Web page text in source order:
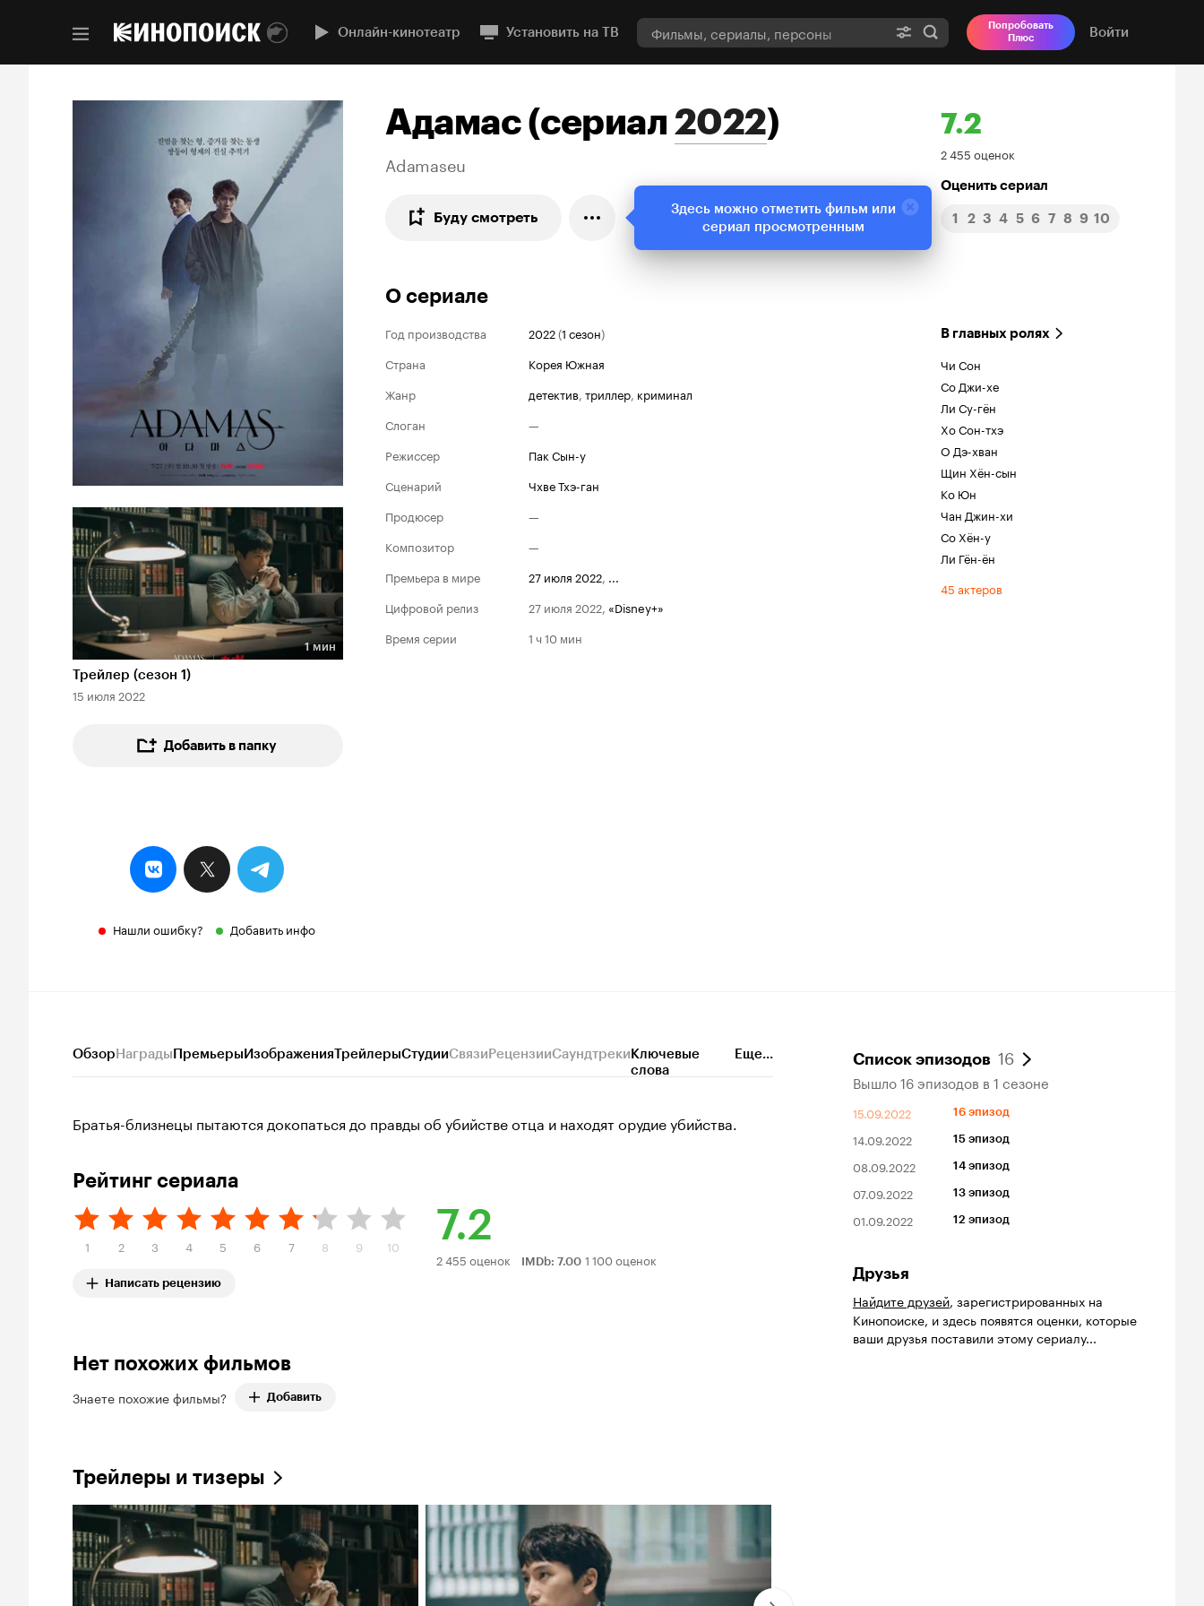
Онлайн-кинотеатр Установить на ТВ
Попробовать
Плюс
Войти
Длительность 1 мин
1 мин
Трейлер (сезон 1)
15 июля 2022
Добавить в папку
Нашли ошибку? Добавить инфо
Адамас(сериал2022)
Adamaseu
Буду смотреть
7.2
Рейтинг
Кинопоиска
7.2
2 455 оценок
Оценить сериал
1 2 3 4 5 6 7 8 9 10
О сериале
Год производства 2022(1 сезон)
Страна
Корея Южная
Жанр
детектив, триллер, криминал
Слоган
—
Режиссер
Пак Сын-у
Сценарий
Чхве Тхэ-ган
Продюсер
—
Композитор
—
Премьера в мире
27 июля 2022, ...
Цифровой релиз
27 июля 2022, «Disney+»
Время серии
1 ч 10 мин
В главных ролях
Чи Сон
Со Джи-хе
Ли Су-гён
Хо Сон-тхэ
О Дэ-хван
Щин Хён-сын
Ко Юн
Чан Джин-хи
Со Хён-у
Ли Гён-ён
45 актеров
ОбзорНаградыПремьерыИзображенияТрейлерыСтудииСвязиРецензииСаундтрекиКлючевые
слова
Еще...
Братья-близнецы пытаются докопаться до правды об убийстве отца и находят орудие убийства.
Рейтинг сериала
1 2 3 4 5 6 7 8 9 10
Написать рецензию
7.2
Рейтинг
2 455 оценок IMDb: 7.00 1 100 оценок
Нет похожих фильмов
Знаете похожие фильмы? Добавить
Трейлеры и тизеры
Список эпизодов 16
Вышло 16 эпизодов в 1 сезоне
15.09.2022 16 эпизод
14.09.2022 15 эпизод
08.09.2022 14 эпизод
07.09.2022 13 эпизод
01.09.2022 12 эпизод
Друзья
Найдите друзей, зарегистрированных на
Кинопоиске, и здесь появятся оценки, которые
ваши друзья поставили этому сериалу...
Здесь можно отметить фильм или
сериал просмотренным